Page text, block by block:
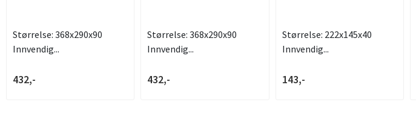
Størrelse: 368x290x90
Innvendig...
432,-
Størrelse: 368x290x90
Innvendig...
432,-
Størrelse: 222x145x40
Innvendig...
143,-